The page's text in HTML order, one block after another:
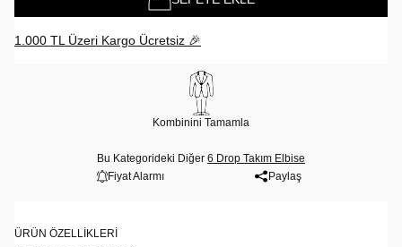
1.000 TL Üzeri Kargo Ücretsiz 🎉
Kombinini Tamamla
Bu Kategorideki Diğer 6 Drop Takım Elbise
Fiyat Alarmı
Paylaş
ÜRÜN ÖZELLIKLERI